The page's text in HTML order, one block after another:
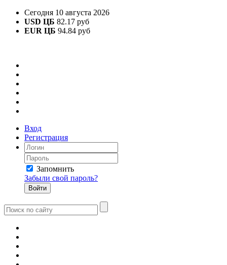
Сегодня 10 августа 2026
USD ЦБ 82.17 руб
EUR ЦБ 94.84 руб
Вход
Регистрация
Запомнить
Забыли свой пароль?